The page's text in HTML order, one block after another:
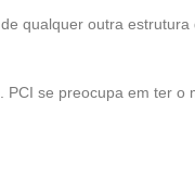
qualquer outra
se preocupa em ter